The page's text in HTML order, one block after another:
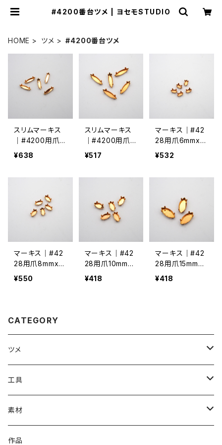
#4200番台ツメ | ヨセモSTUDIO
HOME ツメ #4200番台ツメ
スリムマーキス
｜#4200用爪11
mmx3mm
¥638
スリムマーキス
｜#4200用爪1
5mmx4mm
¥517
マーキス｜#42
28用爪6mmx3
mm
¥532
マーキス｜#42
28用爪8mmx4
mm
¥550
マーキス｜#42
28用爪10mmx5
mm
¥418
マーキス｜#42
28用爪15mmx7
mm
¥418
CATEGORY
ツメ
#1000番台ツメ
#4100番台ツメ
#4200番台ツメ
工具
溶接工具（ろう付け・ハンダ付けなど）
石留工具
素材
イヤリング金具
作品